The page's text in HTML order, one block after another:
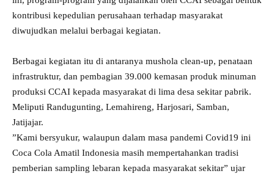
kontribusi kepedulian perusahaan terhadap masyarakat
diwujudkan melalui berbagai kegiatan.
Berbagai kegiatan itu di antaranya mushola clean-up, penataan
infrastruktur, dan pembagian 39.000 kemasan produk minuman
produksi CCAI kepada masyarakat di lima desa sekitar pabrik.
Meliputi Randugunting, Lemahireng, Harjosari, Samban,
Jatijajar.
”Kami bersyukur, walaupun dalam masa pandemi Covid19 ini
Coca Cola Amatil Indonesia masih mempertahankan tradisi
pemberian sampling lebaran kepada masyarakat sekitar” ujar